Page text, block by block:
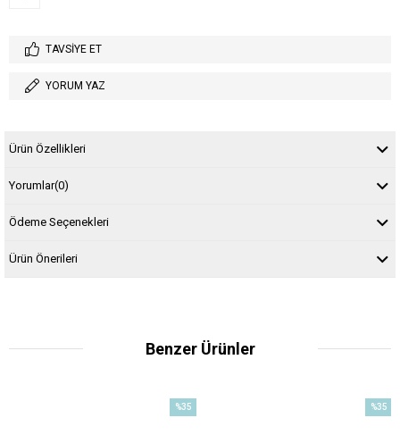
TAVSIYE ET
YORUM YAZ
Ürün Özellikleri
Yorumlar(0)
Ödeme Seçenekleri
Ürün Önerileri
Benzer Ürünler
%35
%35